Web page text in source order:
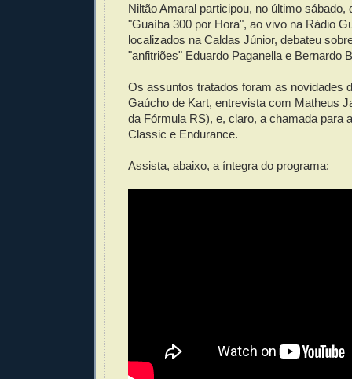
Niltão Amaral participou, no último sábado,
"Guaíba 300 por Hora", ao vivo na Rádio
localizados na Caldas Júnior, debateu
"anfitriões" Eduardo Paganella e Bernardo
Os assuntos tratados foram as novidades
Gaúcho de Kart, entrevista com Matheus
da Fórmula RS), e, claro, a chamada para
Classic e Endurance.
Assista, abaixo, a íntegra do programa: